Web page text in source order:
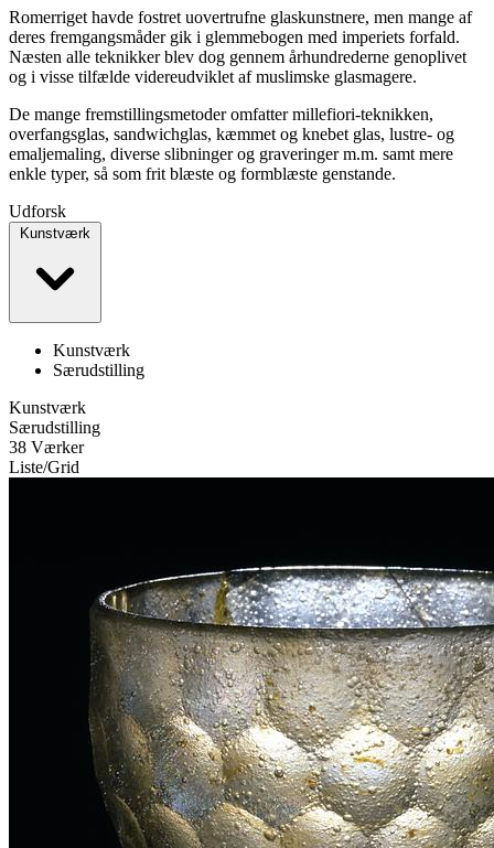
Romerriget havde fostret uovertrufne glaskunstnere, men mange af
deres fremgangsmåder gik i glemmebogen med imperiets forfald.
Næsten alle teknikker blev dog gennem århundrederne genoplivet
og i visse tilfælde videreudviklet af muslimske glasmagere.
De mange fremstillingsmetoder omfatter millefiori-teknikken,
overfangsglas, sandwichglas, kæmmet og knebet glas, lustre- og
emaljemaling, diverse slibninger og graveringer m.m. samt mere
enkle typer, så som frit blæste og formblæste genstande.
Udforsk
Kunstværk
Særudstilling
Kunstværk
Særudstilling
38 Værker
Liste/Grid